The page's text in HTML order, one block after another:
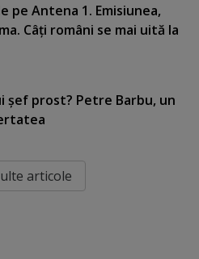
pe Antena 1. Emisiunea,
Câţi români se mai uită la
şef prost? Petre Barbu, un
articole